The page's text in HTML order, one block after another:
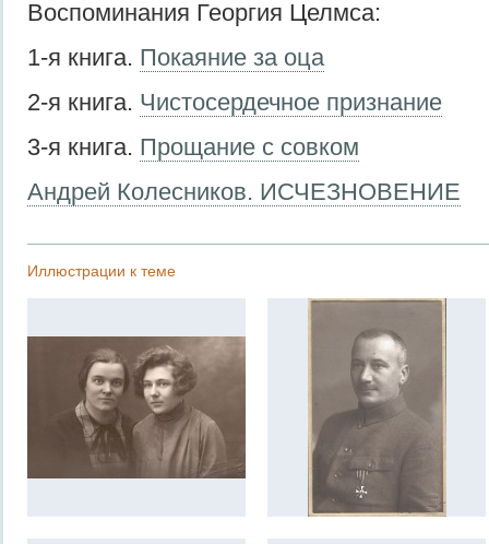
Воспоминания Георгия Целмса:
1-я книга. Покаяние за оца
2-я книга. Чистосердечное признание
3-я книга. Прощание с совком
Андрей Колесников. ИСЧЕЗНОВЕНИЕ
Иллюстрации к теме